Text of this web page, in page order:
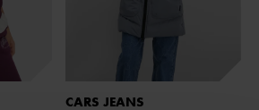
CARS JEANS